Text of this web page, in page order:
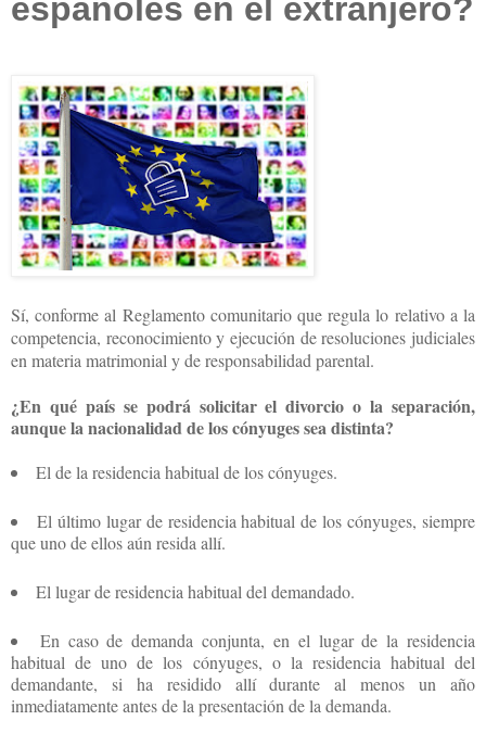
españoles en el extranjero?
Sí, conforme al Reglamento comunitario que regula lo relativo a la
competencia, reconocimiento y ejecución de resoluciones judiciales
en materia matrimonial y de responsabilidad parental.
¿En qué país se podrá solicitar el divorcio o la separación,
aunque la nacionalidad de los cónyuges sea distinta?
El de la residencia habitual de los cónyuges.
El último lugar de residencia habitual de los cónyuges, siempre
que uno de ellos aún resida allí.
El lugar de residencia habitual del demandado.
En caso de demanda conjunta, en el lugar de la residencia
habitual de uno de los cónyuges, o la residencia habitual del
demandante, si ha residido allí durante al menos un año
inmediatamente antes de la presentación de la demanda.